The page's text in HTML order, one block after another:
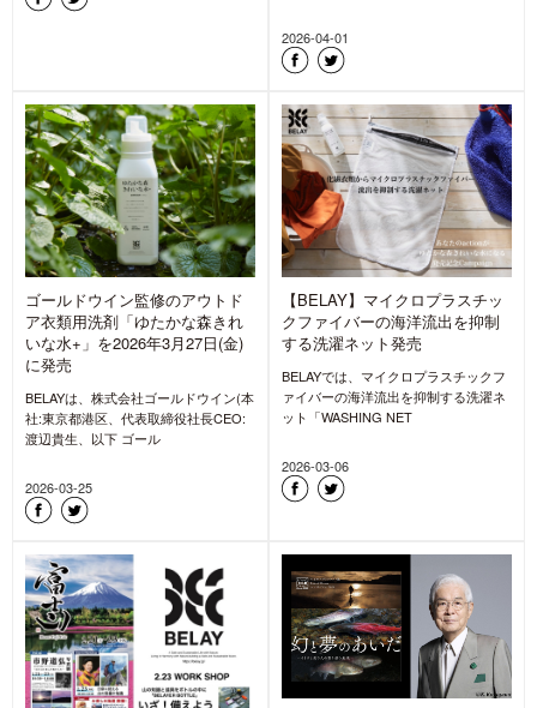
2026-04-01
ゴールドウイン監修のアウトド
ア衣類用洗剤「ゆたかな森きれ
いな水+」を2026年3月27日(金)
に発売
BELAYは、株式会社ゴールドウイン(本
社:東京都港区、代表取締役社長CEO:
渡辺貴生、以下 ゴール
2026-03-25
【BELAY】マイクロプラスチッ
クファイバーの海洋流出を抑制
する洗濯ネット発売
BELAYでは、マイクロプラスチックフ
ァイバーの海洋流出を抑制する洗濯ネ
ット「WASHING NET
2026-03-06